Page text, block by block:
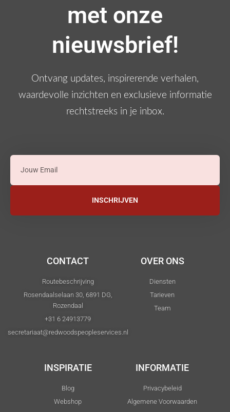
met onze
nieuwsbrief!
Ontvang updates, inspirerende verhalen,
waardevolle inzichten en exclusieve informatie
rechtstreeks in je inbox.
INSCHRIJVEN
CONTACT
Routebeschrijving
Rosendaalselaan 30, 6891 DG,
Rozendaal
+31 6 24913779
secretariaat@redwoodspeopleservices.nl
OVER ONS
Diensten
Tarieven
Team
INSPIRATIE
Blog
Webshop
INFORMATIE
Privacybeleid
Algemene Voorwaarden